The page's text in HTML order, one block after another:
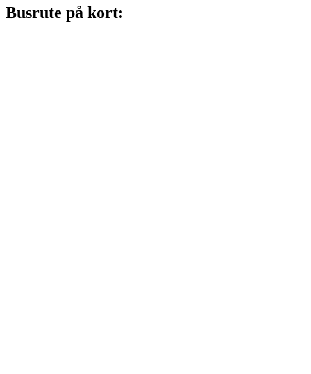
Busrute på kort: